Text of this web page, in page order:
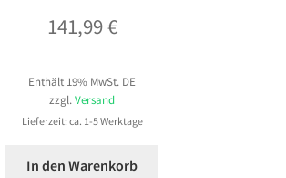
141,99€
Enthält 19% MwSt. DE
zzgl.Versand
Lieferzeit: ca. 1-5 Werktage
In den Warenkorb